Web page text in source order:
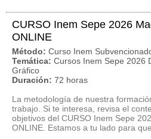
CURSO Inem Sepe 2026
ONLINE
Método: Curso Inem
Temática: Cursos Inem Sepe 2026
Gráfico
Duración: 72 horas
La metodología de nuestra
trabajo. Si te interesa, revisa el
objetivos del CURSO Inem Sepe
ONLINE. Estamos a tu lado para